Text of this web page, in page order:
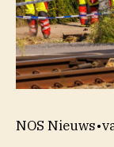
NOS Nieuws•